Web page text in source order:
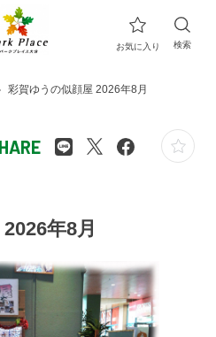
お気に入り
検索
彩賀ゆうの似顔屋 2026年8月
年8月